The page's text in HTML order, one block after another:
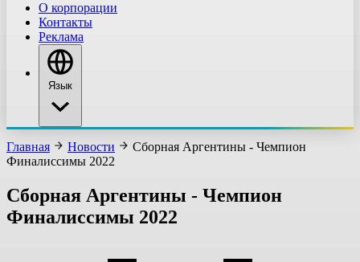
О корпорации
Контакты
Реклама
Язык
Главная Новости
Сборная Аргентины - Чемпион
Финалиссимы 2022
Сборная Аргентины - Чемпион
Финалиссимы 2022